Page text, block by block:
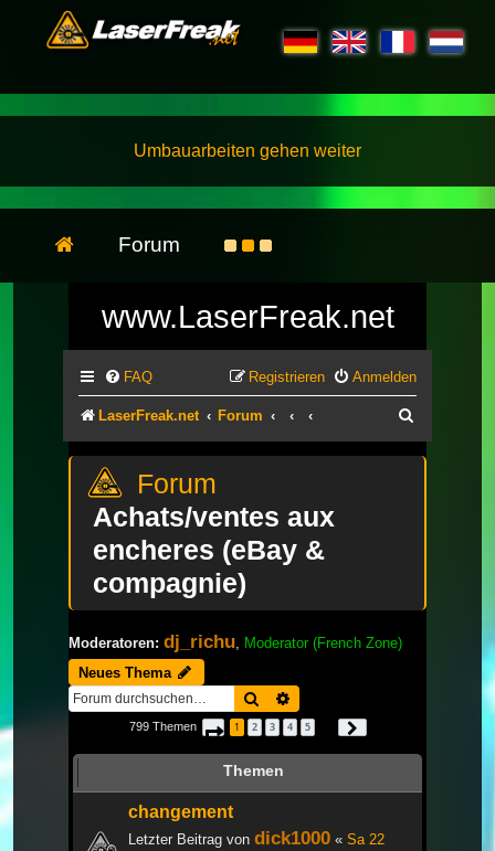
Umbauarbeiten gehen weiter
Forum
www.LaserFreak.net
FAQ Anmelden
Registrieren
LaserFreak.net Forum
Achats/ventes aux
encheres (eBay &
compagnie)
Moderatoren: dj_richu Moderator (French Zone)
Neues Thema
Suche
799 Themen Seite 1von 27
1 2 3 4 5
Themen
changement
Letzter Beitrag von dick1000 « Sa 22